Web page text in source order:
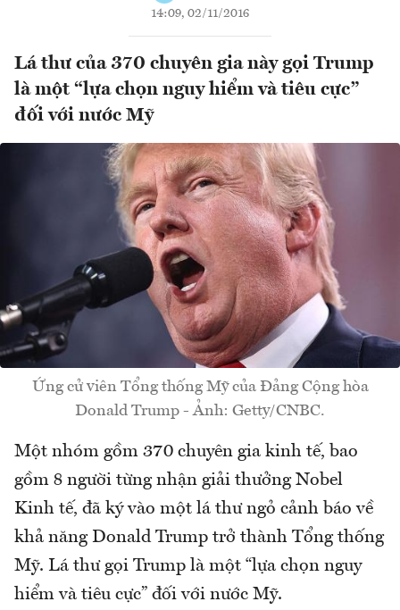
14:09, 02/11/2016
Lá thư của 370 chuyên gia này gọi Trump
là một “lựa chọn nguy hiểm và tiêu cực”
đối với nước Mỹ
Ứng cử viên Tổng thống Mỹ của Đảng Cộng hòa
Donald Trump - Ảnh: Getty/CNBC.
Một nhóm gồm 370 chuyên gia kinh tế, bao
gồm 8 người từng nhận giải thưởng Nobel
Kinh tế, đã ký vào một lá thư ngỏ cảnh báo về
khả năng Donald Trump trở thành Tổng thống
Mỹ. Lá thư gọi Trump là một “lựa chọn nguy
hiểm và tiêu cực” đối với nước Mỹ.